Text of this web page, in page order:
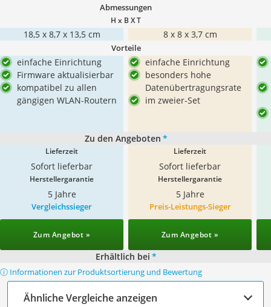
Abmessungen
H x B X T
18,5 x 8,7 x 13,5 cm 8 x 8 x 3,7 cm
Vorteile
einfache Einrichtung
Firmware aktualisierbar
kompatibel zu allen
gängigen WLAN-Routern
einfache Einrichtung
besonders hohe
Datenübertragungsrate
im zweier-Set
Zu den Angeboten *
Lieferzeit
Sofort lieferbar
Lieferzeit
Sofort lieferbar
Herstellergarantie
5 Jahre
Herstellergarantie
5 Jahre
Vergleichssieger
Zum Angebot »
Preis-Leistungs-Sieger
Zum Angebot »
Erhältlich bei *
ⓘ Informationen zur Produktsortierung und Bewertung
Ähnliche Vergleiche anzeigen